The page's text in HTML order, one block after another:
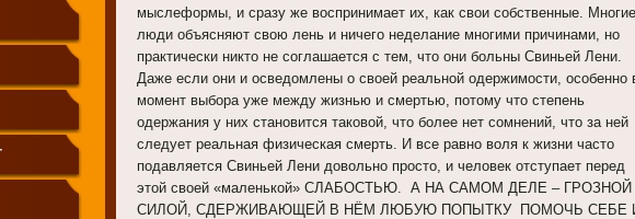
мыслеформы, и сразу же воспринимает их, как свои собственные. Многие
люди объясняют свою лень и ничего неделание многими причинами, но
практически никто не соглашается с тем, что они больны Свиньей Лени.
Даже если они и осведомлены о своей реальной одержимости, особенно
момент выбора уже между жизнью и смертью, потому что степень
одержания у них становится таковой, что более нет сомнений, что за ней
следует реальная физическая смерть. И все равно воля к жизни часто
подавляется Свиньей Лени довольно просто, и человек отступает перед
этой своей «маленькой» СЛАБОСТЬЮ. А НА САМОМ ДЕЛЕ – ГРОЗНОЙ
СИЛОЙ, СДЕРЖИВАЮЩЕЙ В НЁМ ЛЮБУЮ ПОПЫТКУ ПОМОЧЬ СЕБЕ